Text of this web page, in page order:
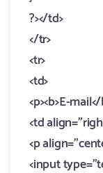
?></td>
</tr>
<tr>
<td>
<p><b>E-
<td
<p
<input